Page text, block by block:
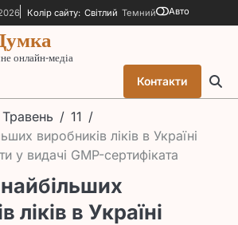
Колір сайту: Світлий Темний Авто
онлайн-медіа
Контакти
Травень
11
виробників ліків в Україні
у видачі GMP-сертифіката
ліків в Україні